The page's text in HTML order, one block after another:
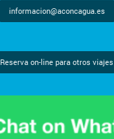
informacion@aconcagua.es
Reserva on-line para otros viajes